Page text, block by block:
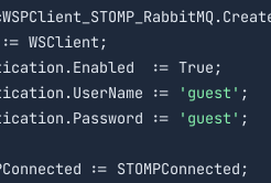
WSClient;
:= True;
:=
'guest' ;
:=
'guest' ;
:= STOMPConnected;